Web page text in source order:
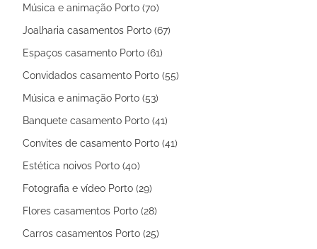
Música e animação Porto (70)
Joalharia casamentos Porto (67)
Espaços casamento Porto (61)
Convidados casamento Porto (55)
Música e animação Porto (53)
Banquete casamento Porto (41)
Convites de casamento Porto (41)
Estética noivos Porto (40)
Fotografia e vídeo Porto (29)
Flores casamentos Porto (28)
Carros casamentos Porto (25)